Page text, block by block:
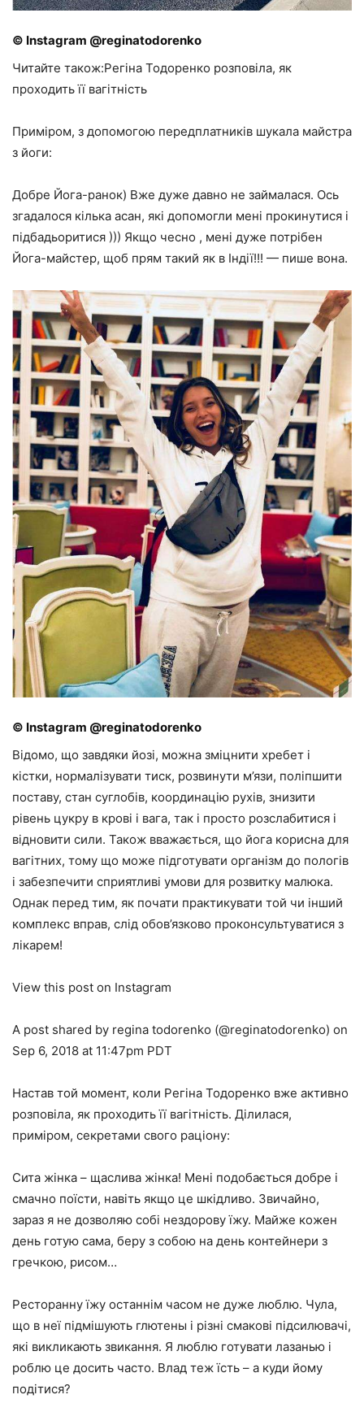
© Instagram @reginatodorenko
Читайте також:Регіна Тодоренко розповіла, як
проходить її вагітність
Приміром, з допомогою передплатників шукала майстра
з йоги:
Добре Йога-ранок) Вже дуже давно не займалася. Ось
згадалося кілька асан, які допомогли мені прокинутися і
підбадьоритися ))) Якщо чесно , мені дуже потрібен
Йога-майстер, щоб прям такий як в Індії!!! — пише вона.
© Instagram @reginatodorenko
Відомо, що завдяки йозі, можна зміцнити хребет і
кістки, нормалізувати тиск, розвинути м’язи, поліпшити
поставу, стан суглобів, координацію рухів, знизити
рівень цукру в крові і вага, так і просто розслабитися і
відновити сили. Також вважається, що йога корисна для
вагітних, тому що може підготувати організм до пологів
і забезпечити сприятливі умови для розвитку малюка.
Однак перед тим, як почати практикувати той чи інший
комплекс вправ, слід обов’язково проконсультуватися з
лікарем!
View this post on Instagram
A post shared by regina todorenko (@reginatodorenko) on
Sep 6, 2018 at 11:47pm PDT
Настав той момент, коли Регіна Тодоренко вже активно
розповіла, як проходить її вагітність. Ділилася,
приміром, секретами свого раціону:
Сита жінка – щаслива жінка! Мені подобається добре і
смачно поїсти, навіть якщо це шкідливо. Звичайно,
зараз я не дозволяю собі нездорову їжу. Майже кожен
день готую сама, беру з собою на день контейнери з
гречкою, рисом…
Ресторанну їжу останнім часом не дуже люблю. Чула,
що в неї підмішують глютены і різні смакові підсилювачі,
які викликають звикання. Я люблю готувати лазанью і
роблю це досить часто. Влад теж їсть – а куди йому
подітися?